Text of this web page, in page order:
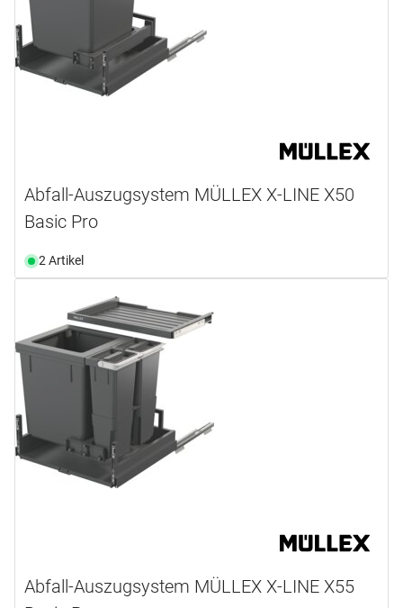
Abfall-Auszugsystem MÜLLEX X-LINE X50
Basic Pro
2 Artikel
Abfall-Auszugsystem MÜLLEX X-LINE X55